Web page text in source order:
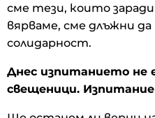
сме тези, които
вярваме, сме длъжни
солидарност.
Днес изпитанието не
свещеници.